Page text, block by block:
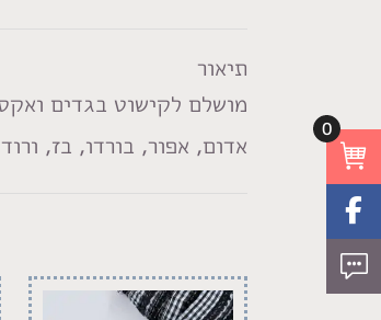
תיאור
מושלם לקישוט בגדים
אדום, אפור, בורדו, בז,
0